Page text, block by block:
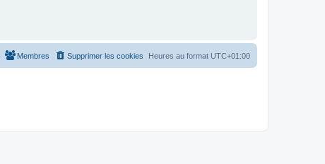
Heures au format UTC+01:00
Supprimer les cookies
Membres